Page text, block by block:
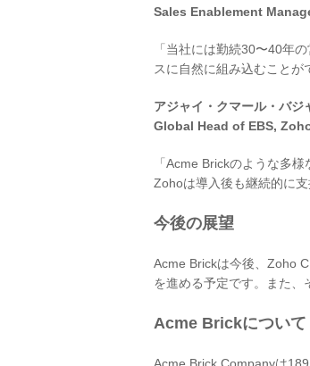
Sales Enablement
「当社には勤続30〜40年
スに自然に組み込むことが
アジャイ・クマール・バ
Global Head of EBS,
「Acme Brickのような多
Zohoは導入後も継続的に
今後の展望
Acme Brickは今後、Zoho
を進める予定です。また、
Acme Brickについて